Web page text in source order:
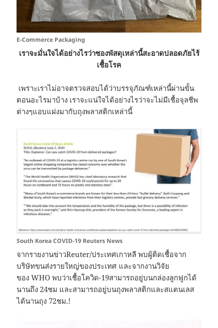
E-Commerce Packaging
เราจะมั่นใจได้อย่างไรว่าซองพัสดุเหล่านี้สะอาดปลอดภัยไร้
เชื้อโรค
เพราะเราไม่อาจตรวจสอบได้ว่าบรรจุภัณฑ์เหล่านี้ผ่านขั้น
ตอนอะไรมาบ้าง เราจะแน่ใจได้อย่างไรว่าจะไม่มีเชื้อจุลชีพ
ต่างๆแอบแฝงมากับถุงพลาสติกเหล่านี้
South Korea COVID-19 Reuters News
จากรายงานข่าวReuter/ประเทศเกาหลี พบผู้ติดเชื้อจาก
บริษัทขนส่งรายใหญ่ของประเทศ และจากงานวิจัย
ของ WHO พบว่าเชื้อโควิด-19สามารถอยู่บนกล่องลูกฟูกได้
นานถึง 24ชม และสามารถอยู่บนถุงพลาสติกและสแตนเลส
ได้นานถุง 72ชม.!